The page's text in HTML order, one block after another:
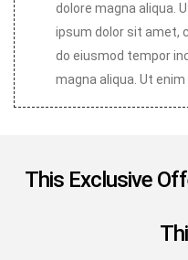
dolore magna aliqua.
ipsum dolor sit amet,
do eiusmod tempor
magna aliqua. Ut enim
This Exclusive